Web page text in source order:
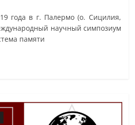
года в г. Палермо (о. Сицилия,
научный симпозиум
памяти